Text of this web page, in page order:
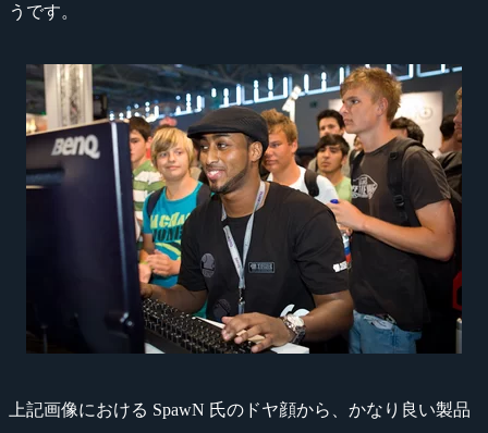
うです。
上記画像における SpawN 氏のドヤ顔から、かなり良い製品